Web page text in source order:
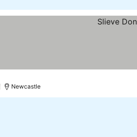
Newcastle